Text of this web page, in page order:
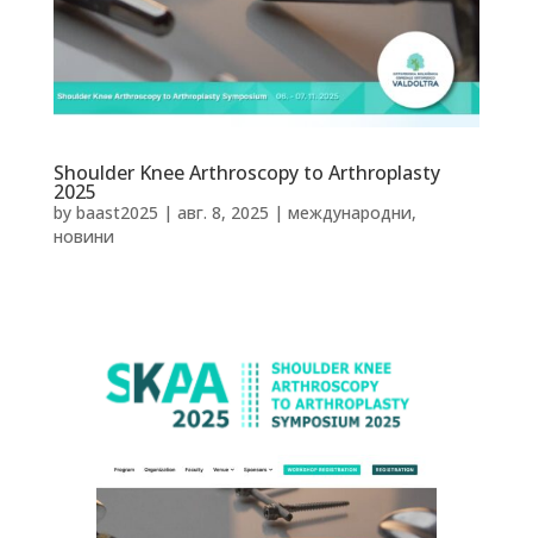
Shoulder Knee Arthroscopy to Arthroplasty
2025
by baast2025 | авг. 8, 2025 | международни,
новини